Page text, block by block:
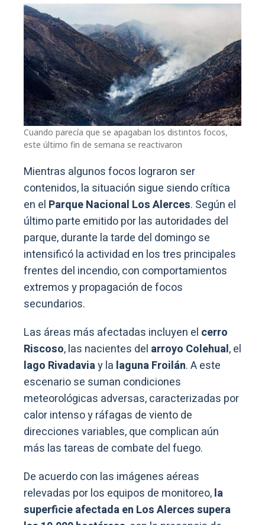
Cuando parecía que se apagaban los distintos focos,
este último fin de semana se reactivaron
Mientras algunos focos lograron ser
contenidos, la situación sigue siendo crítica
en el Parque Nacional Los Alerces. Según el
último parte emitido por las autoridades del
parque, durante la tarde del domingo se
intensificó la actividad en los tres principales
frentes del incendio, con comportamientos
extremos y propagación de focos
secundarios.
Las áreas más afectadas incluyen el cerro
Riscoso, las nacientes del arroyo Colehual, el
lago Rivadaviay la laguna Froilán. A este
escenario se suman condiciones
meteorológicas adversas, caracterizadas por
calor intenso y ráfagas de viento de
direcciones variables, que complican aún
más las tareas de combate del fuego.
De acuerdo con las imágenes aéreas
relevadas por los equipos de monitoreo,la
superficie afectada en Los Alerces supera